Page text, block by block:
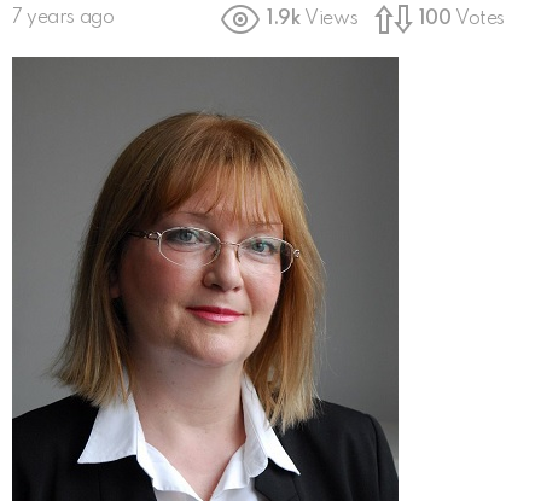
7 years ago 1.9k Views 100 Votes